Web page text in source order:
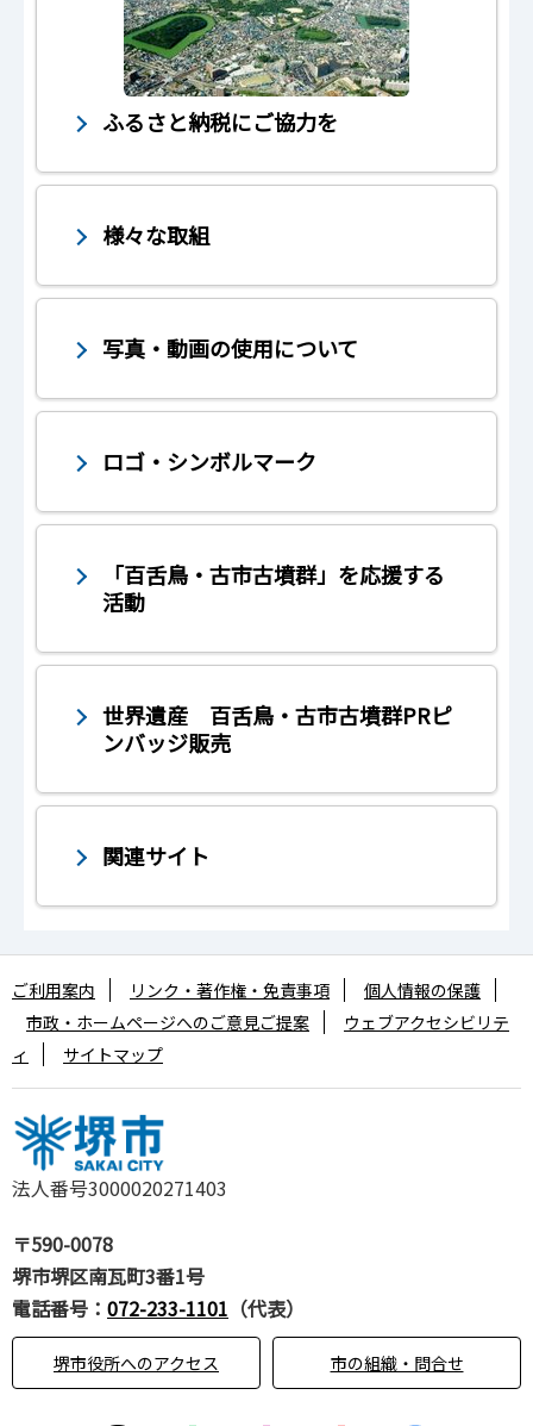
ふるさと納税にご協力を
様々な取組
写真・動画の使用について
ロゴ・シンボルマーク
「百舌鳥・古市古墳群」を応援する
活動
世界遺産 百舌鳥・古市古墳群PRピ
ンバッジ販売
関連サイト
法人番号3000020271403
〒590-0078
堺市堺区南瓦町3番1号
電話番号： 072-233-1101 （代表）
堺市役所へのアクセス 市の組織・問合せ
ご利用案内 リンク・著作権・免責事項
個人情報の保護
市政・ホームページへのご意見ご提案
ウェブアクセシビリテ
ィ
サイトマップ